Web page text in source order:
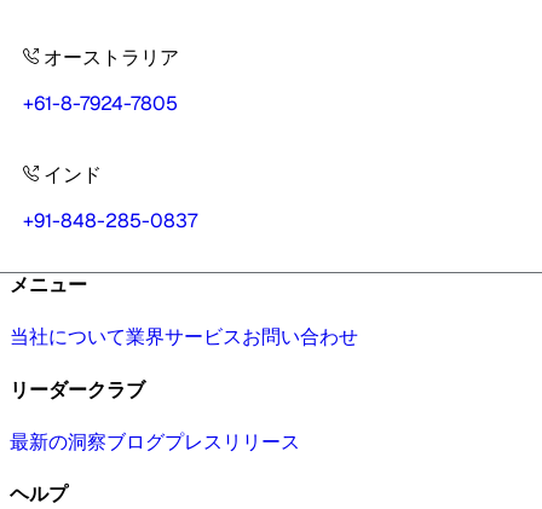
オーストラリア
+61-8-7924-7805
インド
+91-848-285-0837
メニュー
当社について業界サービスお問い合わせ
リーダークラブ
最新の洞察ブログプレスリリース
ヘルプ